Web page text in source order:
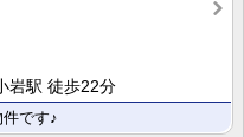
岩駅 徒歩22分
です♪